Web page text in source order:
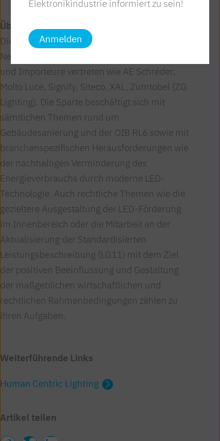
Über die Sparte Licht im FEEI
Die Sparte Licht ist eine Sparte des FEEI-
Netzwerkes. In ihr sind namhafte Hersteller
und Importeure vertreten wie AE Schréder,
Molto Luce, Signify, Siteco, XAL, Zumtobel (ZG
Lighting). Die Sparte beschäftigt sich mit
sämtlichen Themen rund um
Gebäudesanierung und der OIB RL6 sowie mit
branchenspezifischen Herausforderungen wie
der nachhaltigen Verminderung des
Energieverbrauchs durch moderne LED-
Technologie. Auch rechtliche Themen wie die
gezieltere Ausgestaltung der LED-Förderung
im Innenbereich oder die Mitarbeit an der
Aktualisierung der Standardisierten
Leistungsbeschreibung (LG11) mit dem Ziel
der positiven Beeinflussung und Gestaltung
der maßgeblichen wirtschaftlichen und
rechtlichen Rahmenbedingungen zählen zu
ihren Aufgaben.
Weiterführende Links
Human Centric Lighting
Artikel teilen
Elektronikindustrie informiert zu sein!
Anmelden